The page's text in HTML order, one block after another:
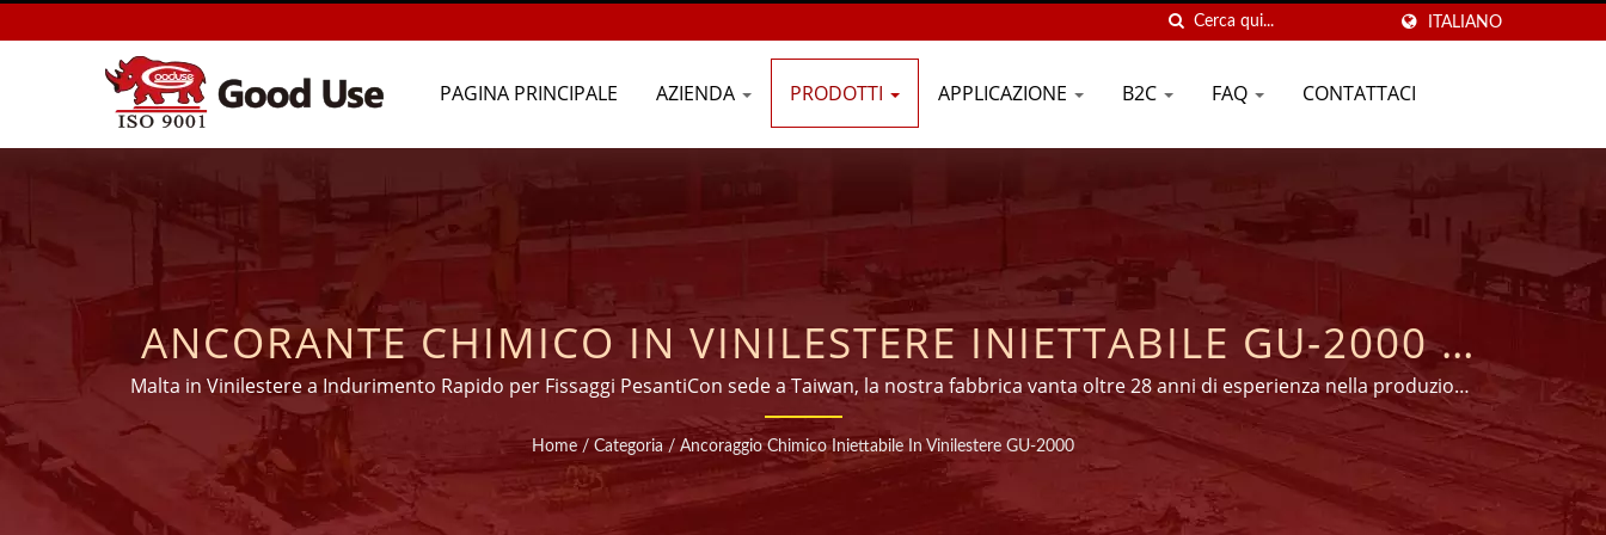
ITALIANO
PAGINA PRINCIPALE AZIENDA PRODOTTI APPLICAZIONE B2C FAQ CONTATTACI
ANCORANTE CHIMICO IN VINILESTERE INIETTABILE GU-2000 |
OLTRE 20 ANNI DI ESPERIENZA NELLA PRODUZIONE DI
ANCORANTI CHIMICI INIETTABILI | GOOD USE
Malta in Vinilestere a Indurimento Rapido per Fissaggi PesantiCon sede a Taiwan, la nostra fabbrica vanta oltre 28 anni di esperienza nella produzione
di ancoraggi chimici di alta qualità (malta iniezione), esportando in più di 45 paesi in tutto il mondo.
Home / Categoria / Ancoraggio Chimico Iniettabile In Vinilestere GU-2000